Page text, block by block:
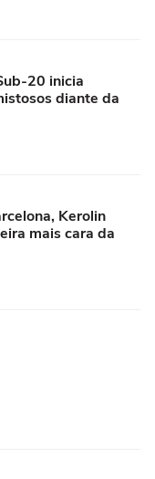
20 inicia
diante da
Kerolin
mais cara da